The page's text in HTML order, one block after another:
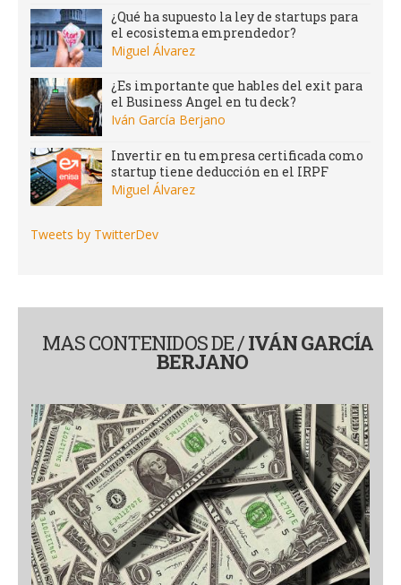
¿Qué ha supuesto la ley de startups para
el ecosistema emprendedor?
Miguel Álvarez
¿Es importante que hables del exit para
el Business Angel en tu deck?
Iván García Berjano
Invertir en tu empresa certificada como
startup tiene deducción en el IRPF
Miguel Álvarez
Tweets by TwitterDev
MAS CONTENIDOS DE /IVÁN GARCÍA
BERJANO